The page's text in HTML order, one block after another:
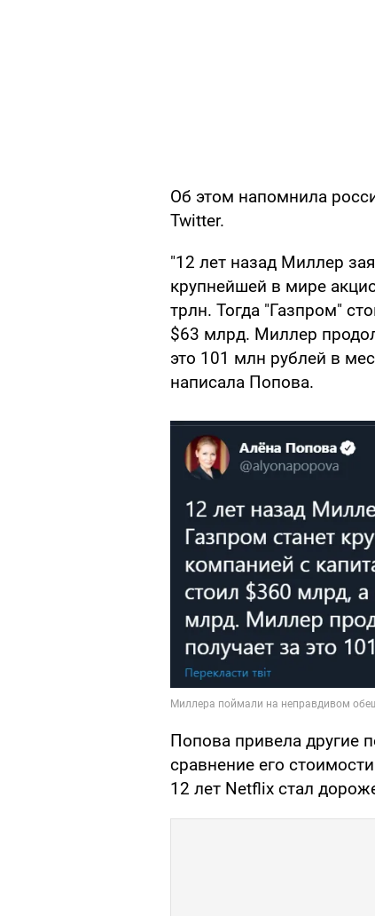
Об этом напомнила
Twitter.
"12 лет назад Миллер
крупнейшей в мире
трлн. Тогда "Газпром"
$63 млрд. Миллер
это 101 млн рублей в
написала Попова.
Попова привела другие
сравнение его
12 лет Netflix стал